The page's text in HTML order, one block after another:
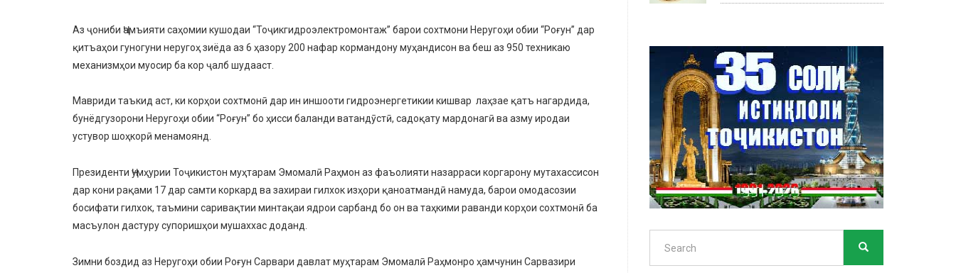
Аз ҷониби Ҷамъияти саҳомии кушодаи “Тоҷикгидроэлектромонтаж” барои сохтмони Неругоҳи обии “Роғун” дар
қитъаҳои гуногуни неругоҳ зиёда аз 6 ҳазору 200 нафар кормандону муҳандисон ва беш аз 950 техникаю
механизмҳои муосир ба кор ҷалб шудааст.
Мавриди таъкид аст, ки корҳои сохтмонӣ дар ин иншооти гидроэнергетикии кишвар лаҳзае қатъ нагардида,
бунёдгузорони Неругоҳи обии “Роғун” бо ҳисси баланди ватандӯстӣ, садоқату мардонагӣ ва азму иродаи
устувор шоҳкорӣ менамоянд.
Президенти Ҷумҳурии Тоҷикистон муҳтарам Эмомалӣ Раҳмон аз фаъолияти назарраси коргарону мутахассисон
дар кони рақами 17 дар самти коркард ва захираи гилхок изҳори қаноатмандӣ намуда, барои омодасозии
босифати гилхок, таъмини саривақтии минтақаи ядрои сарбанд бо он ва таҳкими раванди корҳои сохтмонӣ ба
масъулон дастуру супоришҳои мушаххас доданд.
Зимни боздид аз Неругоҳи обии Роғун Сарвари давлат муҳтарам Эмомалӣ Раҳмонро ҳамчунин Сарвазири
Search SEARCH